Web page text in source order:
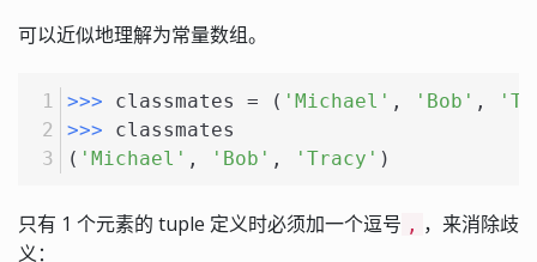
可以近似地理解为常量数组。
>>> classmates = ( 'Michael' , 'Bob' ,
>>> classmates
( 'Michael' , 'Bob' , 'Tracy' )
只有 1 个元素的 tuple 定义时必须加一个逗号 , ，来消除歧
义：